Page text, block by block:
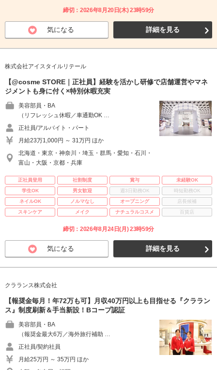
締切：2026年8月20日(木) 23時59分
気になる 詳細を見る
株式会社アイスタイルリテール
【@cosme STORE｜正社員】経験を活かし研修で店舗運営やマネ
ジメントも身に付く×特別休暇充実
美容部員・BA
（リフレッシュ休暇／車通勤OK …
正社員/アルバイト・パート
月給23万1,000円 ～ 31万円 ほか
北海道・東京・神奈川・埼玉・群馬・愛知・石川・
富山・大阪・京都・兵庫
正社員登用 社割制度 賞与
未経験OK
学生OK
男女歓迎 週3日勤務OK
時短勤務OK
ネイルOK
ノルマなし オープニング
店長候補
スキンケア
メイク ナチュラルコスメ 百貨店
締切：2026年8月24日(月) 23時59分
気になる 詳細を見る
クラランス株式会社
【報奨金毎月！年72万も可】月収40万円以上も目指せる『クララン
ス』制度刷新＆手当新設！Bコープ認証
美容部員・BA
（報奨金最大6万／海外旅行補助 …
正社員/契約社員
月給25万円 ～ 35万円 ほか